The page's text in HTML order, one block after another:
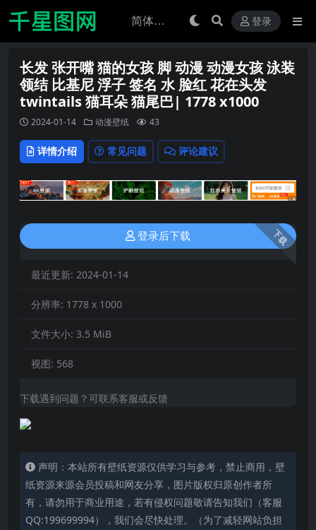
登录
长发 张开嘴 猫的女孩 脚 动漫 动漫女孩 泳装
领结 比基尼 浮子 签名 水 脸红 花在头发
twintails 猫耳朵 猫尾巴| 1778 x1000
2024-01-14 动漫壁纸 43
详情介绍 常见问题 评论建议
下载
登录后下载
最近更新: 2024-01-14
分辨率: 1778 x 1000
文件大小: 3.5 MiB
视图: 568
下载遇到问题？可联系客服或反馈
声明：本站所有壁纸资源仅供学习与参考，禁止商用，壁
纸资源来源会员投稿和网友分享，图片版权归原创作者所
有，请勿用于商业用途，若有侵权问题敬请告知我们（客服
QQ:199699994），我们会尽快处理。（为了减轻网站负担